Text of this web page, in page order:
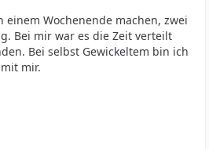
einem Wochenende machen, zwei
Bei mir war es die Zeit verteilt
Bei selbst Gewickeltem bin ich
mir.